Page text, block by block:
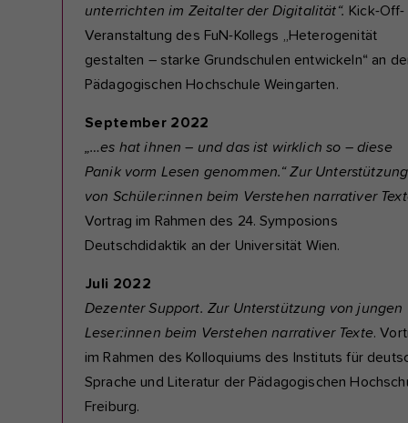
unterrichten im Zeitalter der Digitalität“. Kick-Off-
Veranstaltung des FuN-Kollegs „Heterogenität
gestalten – starke Grundschulen entwickeln“ an
Pädagogischen Hochschule Weingarten.
September 2022
„…es hat ihnen – und das ist wirklich so – diese
Panik vorm Lesen genommen.“ Zur Unterstützung
von Schüler:innen beim Verstehen narrativer
Vortrag im Rahmen des 24. Symposions
Deutschdidaktik an der Universität Wien.
Juli 2022
Dezenter Support. Zur Unterstützung von jungen
Leser:innen beim Verstehen narrativer Texte.
im Rahmen des Kolloquiums des Instituts für
Sprache und Literatur der Pädagogischen
Freiburg.